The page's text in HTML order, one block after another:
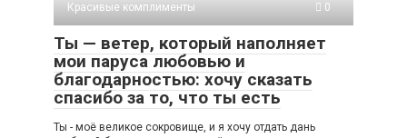
Красивые комплименты
0
Ты — ветер, который наполняет
мои паруса любовью и
благодарностью: хочу сказать
спасибо за то, что ты есть
Ты - моё великое сокровище, и я хочу отдать дань